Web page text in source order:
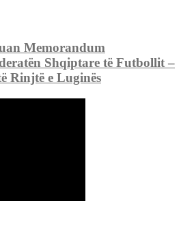
Memorandum
Shqiptare të Futbollit –
Rinjtë e Luginës